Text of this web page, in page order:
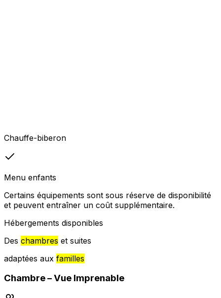
Chauffe-biberon
Menu enfants
Certains équipements sont sous réserve de disponibilité
et peuvent entraîner un coût supplémentaire.
Hébergements disponibles
Des chambres et suites
adaptées aux familles
Chambre – Vue Imprenable